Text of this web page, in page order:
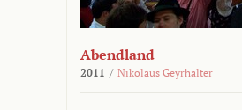
Abendland
2011 / Nikolaus Geyrhalter